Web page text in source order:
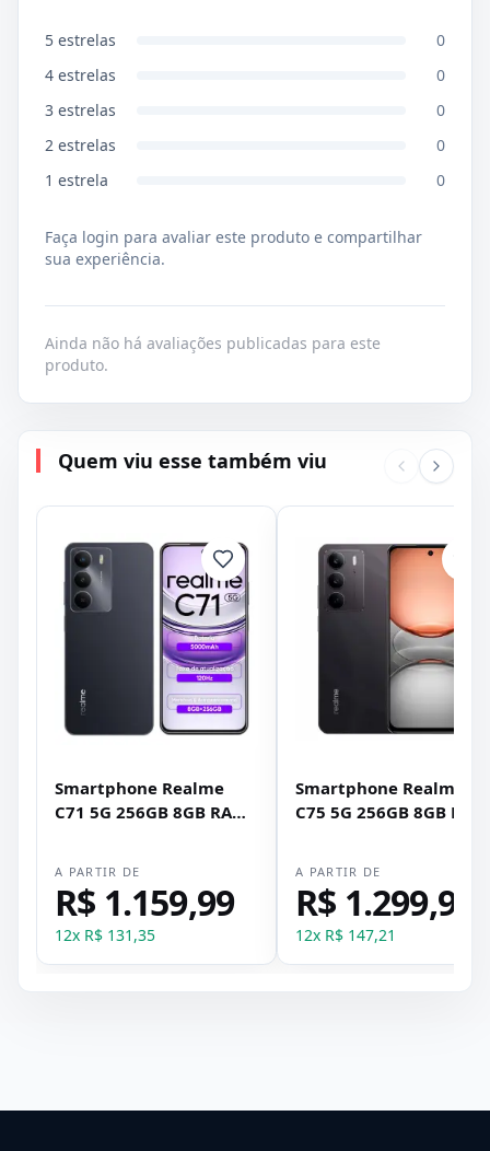
5 estrelas
0
4 estrelas
0
3 estrelas
0
2 estrelas
0
1 estrela 0
Faça login para avaliar este produto e compartilhar
sua experiência.
Ainda não há avaliações publicadas para este
produto.
Quem viu esse também viu
Smartphone Realme
C71 5G 256GB 8GB RAM
A PARTIR DE
R$ 1.159,99
12x R$ 131,35
Smartphone Realme
C75 5G 256GB 8GB RAM
A PARTIR DE
R$ 1.299,99
12x R$ 147,21